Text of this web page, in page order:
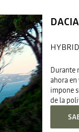
Durante
ahora
impone
de la